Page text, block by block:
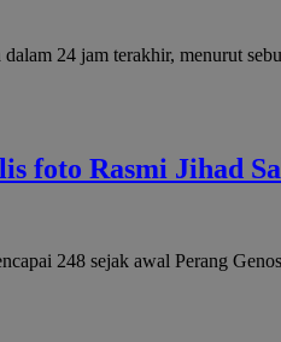
24 jam terakhir, menurut
foto Rasmi Jihad
248 sejak awal Perang